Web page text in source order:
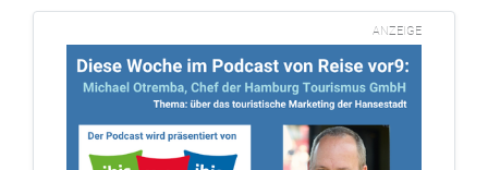
ANZEIGE